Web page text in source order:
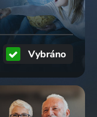
Vybráno